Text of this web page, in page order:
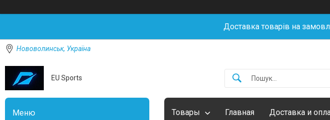
Доставка товарів на
Нововолинськ, Україна
EU Sports
Товары Главная Доставка и